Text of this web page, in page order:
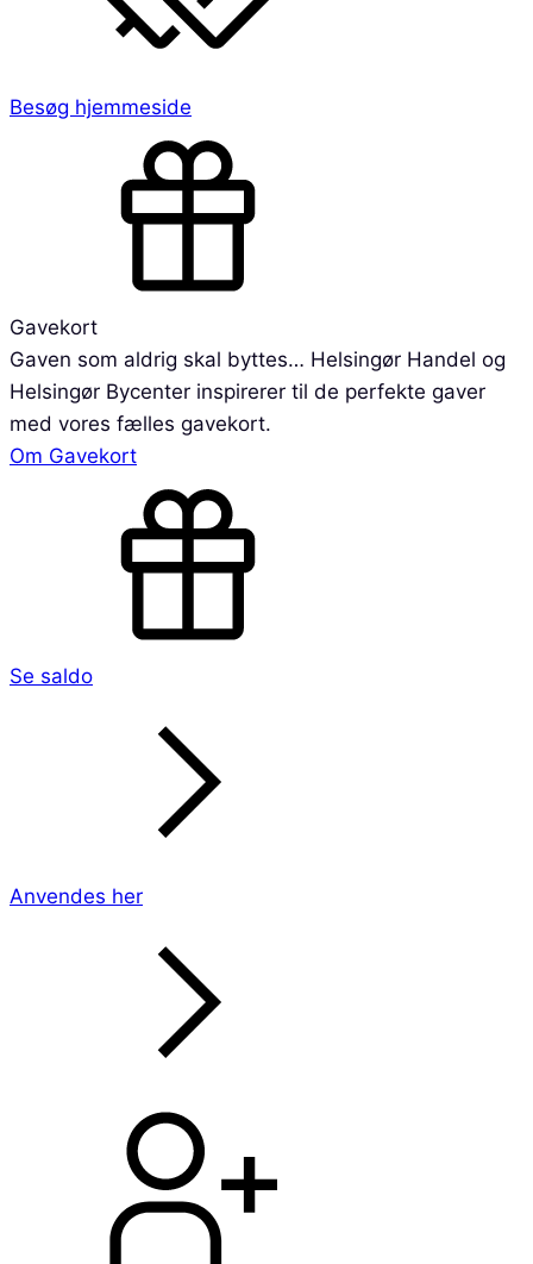
Besøg hjemmeside
Gavekort
Gaven som aldrig skal byttes… Helsingør Handel og
Helsingør Bycenter inspirerer til de perfekte gaver
med vores fælles gavekort.
Om Gavekort
Se saldo
Anvendes her